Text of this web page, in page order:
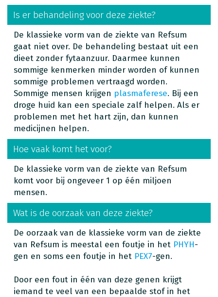
Is er behandeling voor deze ziekte?
De klassieke vorm van de ziekte van Refsum
gaat niet over. De behandeling bestaat uit een
dieet zonder fytaanzuur. Daarmee kunnen
sommige kenmerken minder worden of kunnen
sommige problemen vertraagd worden.
Sommige mensen krijgen plasmaferese. Bij een
droge huid kan een speciale zalf helpen. Als er
problemen met het hart zijn, dan kunnen
medicijnen helpen.
Hoe vaak komt het voor?
De klassieke vorm van de ziekte van Refsum
komt voor bij ongeveer 1 op één miljoen
mensen.
Wat is de oorzaak van deze ziekte?
De oorzaak van de klassieke vorm van de ziekte
van Refsum is meestal een foutje in het PHYH-
gen en soms een foutje in het PEX7-gen.
Door een fout in één van deze genen krijgt
iemand te veel van een bepaalde stof in het